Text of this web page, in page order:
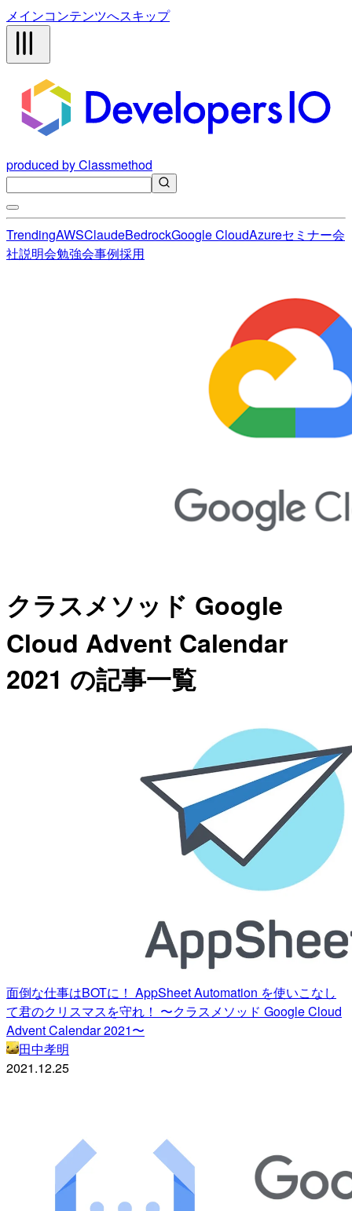
メインコンテンツへスキップ
produced by Classmethod
TrendingAWSClaudeBedrockGoogle CloudAzureセミナー会
社説明会勉強会事例採用
クラスメソッド Google
Cloud Advent Calendar
2021 の記事一覧
面倒な仕事はBOTに！ AppSheet Automation を使いこなし
て君のクリスマスを守れ！ 〜クラスメソッド Google Cloud
Advent Calendar 2021〜
田中孝明
2021.12.25